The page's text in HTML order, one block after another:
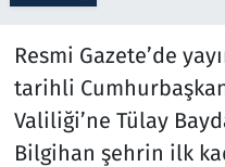
Resmi Gazete’de
tarihli
Valiliği’ne Tülay
Bilgihan şehrin ilk
Seçim 2023
Spor